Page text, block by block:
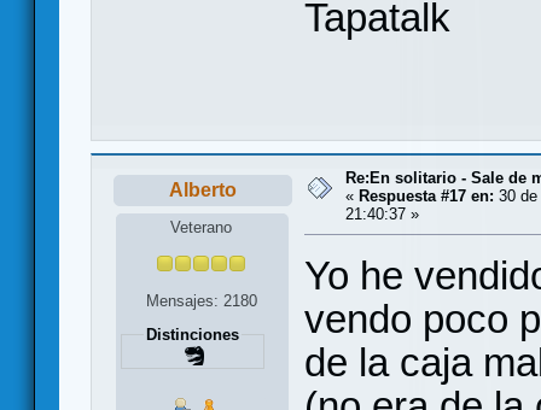
Tapatalk
Alberto
Veterano
Mensajes: 2180
Distinciones
Re:En solitario - Sale de
« Respuesta #17 en: 30
21:40:37 »
Yo he
vendo poco
de la caja